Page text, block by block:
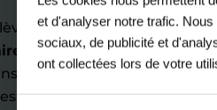
et d'analyser notre trafic.
sociaux, de publicité et
ont collectées lors de votre
inscrits au lycée à
personnalisée en
des concepts
les suites arithmétiques